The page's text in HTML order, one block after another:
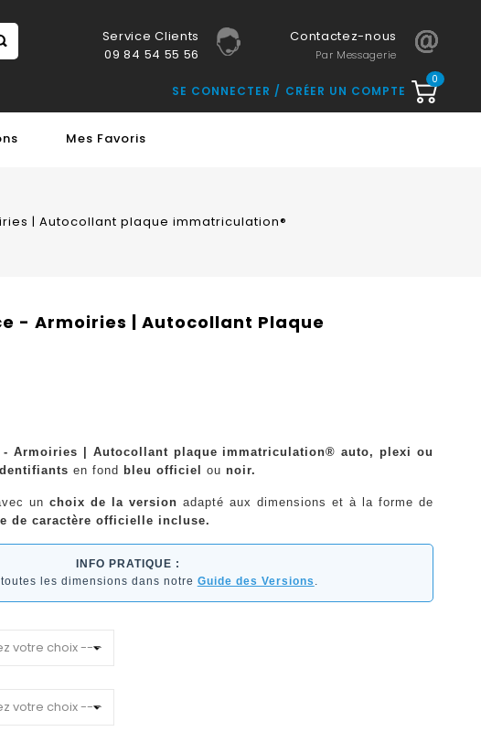
Service Clients
09 84 54 55 56
Contactez-nous
Par Messagerie
0
SE CONNECTER CRÉER UN COMPTE
Mes Favoris
| Autocollant plaque immatriculation®
- Armoiries | Autocollant Plaque
- Armoiries | Autocollant plaque immatriculation® auto, plexi ou
en fond bleu officiel ou noir.
unchoix de la version adapté aux dimensions et à la forme de
de caractère officielle incluse.
INFO PRATIQUE :
les dimensions dans notre Guide des Versions